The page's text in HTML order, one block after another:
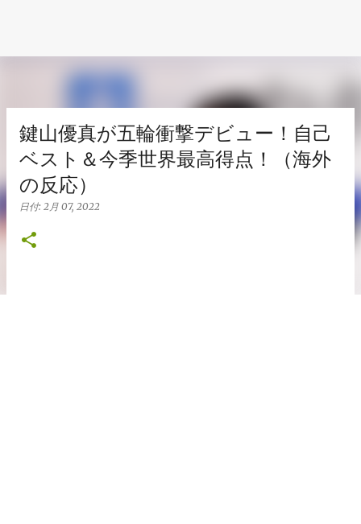
鍵山優真が五輪衝撃デビュー！自己
ベスト＆今季世界最高得点！（海外
の反応）
日付: 2月 07, 2022